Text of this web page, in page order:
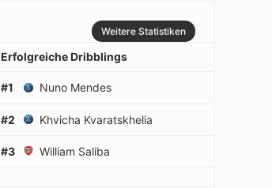
Weitere Statistiken
Erfolgreiche Dribblings
#1 Nuno Mendes
#2 Khvicha Kvaratskhelia
#3 William Saliba